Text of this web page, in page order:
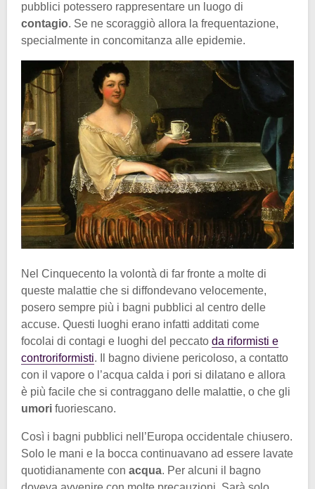
pubblici potessero rappresentare un luogo di
contagio. Se ne scoraggiò allora la frequentazione,
specialmente in concomitanza alle epidemie.
Nel Cinquecento la volontà di far fronte a molte di
queste malattie che si diffondevano velocemente,
posero sempre più i bagni pubblici al centro delle
accuse. Questi luoghi erano infatti additati come
focolai di contagi e luoghi del peccato da riformisti e
controriformisti. Il bagno diviene pericoloso, a contatto
con il vapore o l’acqua calda i pori si dilatano e allora
è più facile che si contraggano delle malattie, o che gli
umori fuoriescano.
Così i bagni pubblici nell’Europa occidentale chiusero.
Solo le mani e la bocca continuavano ad essere lavate
quotidianamente con acqua. Per alcuni il bagno